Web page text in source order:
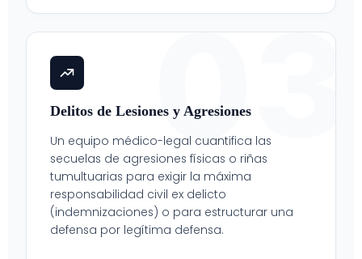
03
Delitos de Lesiones y Agresiones
Un equipo médico-legal cuantifica las
secuelas de agresiones físicas o riñas
tumultuarias para exigir la máxima
responsabilidad civil ex delicto
(indemnizaciones) o para estructurar una
defensa por legítima defensa.